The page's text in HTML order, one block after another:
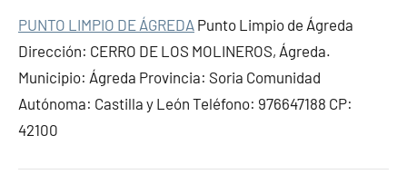
PUNTO LIMPIO DE ÁGREDA Punto Limpio de Ágreda
Dirección: CERRO DE LOS MOLINEROS, Ágreda.
Municipio: Ágreda Provincia: Soria Comunidad
Autónoma: Castilla y León Teléfono: 976647188 CP:
42100